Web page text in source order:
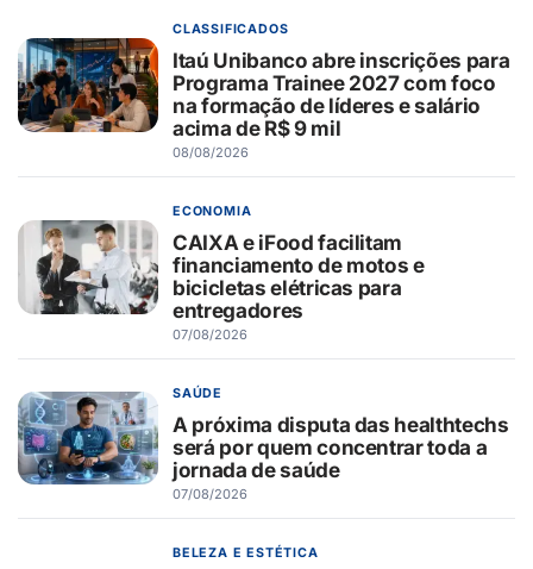
CLASSIFICADOS
Itaú Unibanco abre inscrições para
Programa Trainee 2027 com foco
na formação de líderes e salário
acima de R$ 9 mil
08/08/2026
ECONOMIA
CAIXA e iFood facilitam
financiamento de motos e
bicicletas elétricas para
entregadores
07/08/2026
SAÚDE
A próxima disputa das healthtechs
será por quem concentrar toda a
jornada de saúde
07/08/2026
BELEZA E ESTÉTICA